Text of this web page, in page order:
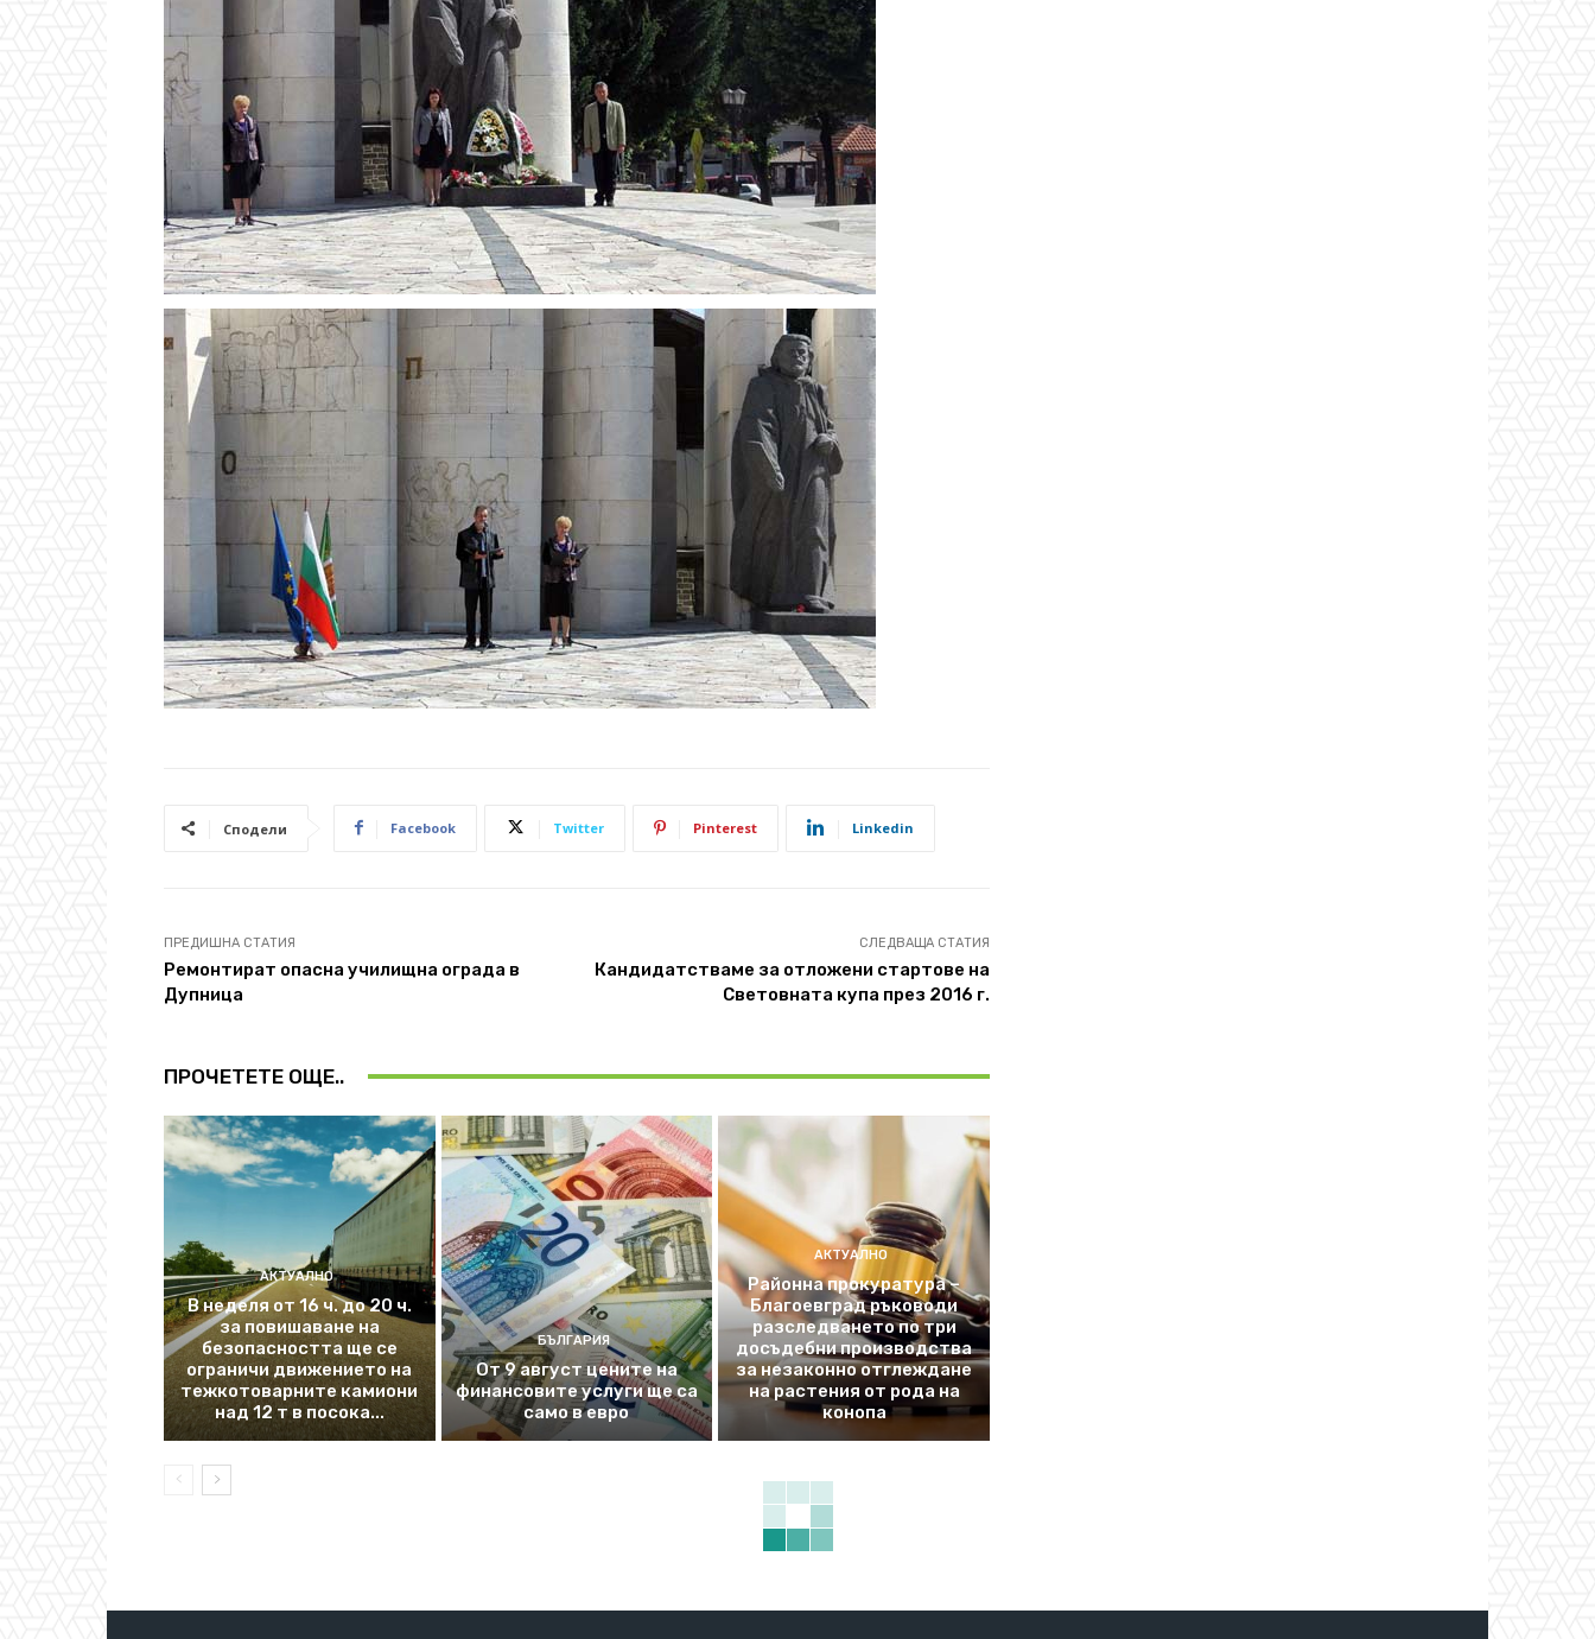
Сподели Facebook Twitter Pinterest Linkedin
ПРЕДИШНА СТАТИЯ
Ремонтират опасна училищна ограда в
Дупница
СЛЕДВАЩА СТАТИЯ
Кандидатстваме за отложени стартове на
Световната купа през 2016 г.
ПРОЧЕТЕТЕ ОЩЕ..
АКТУАЛНО
В неделя от 16 ч. до 20 ч.
за повишаване на
безопасността ще се
ограничи движението на
тежкотоварните камиони
над 12 т в посока...
БЪЛГАРИЯ
От 9 август цените на
финансовите услуги ще са
само в евро
АКТУАЛНО
Районна прокуратура –
Благоевград ръководи
разследването по три
досъдебни производства
за незаконно отглеждане
на растения от рода на
конопа